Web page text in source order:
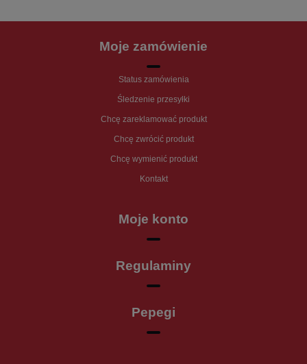
Moje zamówienie
Status zamówienia
Śledzenie przesyłki
Chcę zareklamować produkt
Chcę zwrócić produkt
Chcę wymienić produkt
Kontakt
Moje konto
Regulaminy
Pepegi